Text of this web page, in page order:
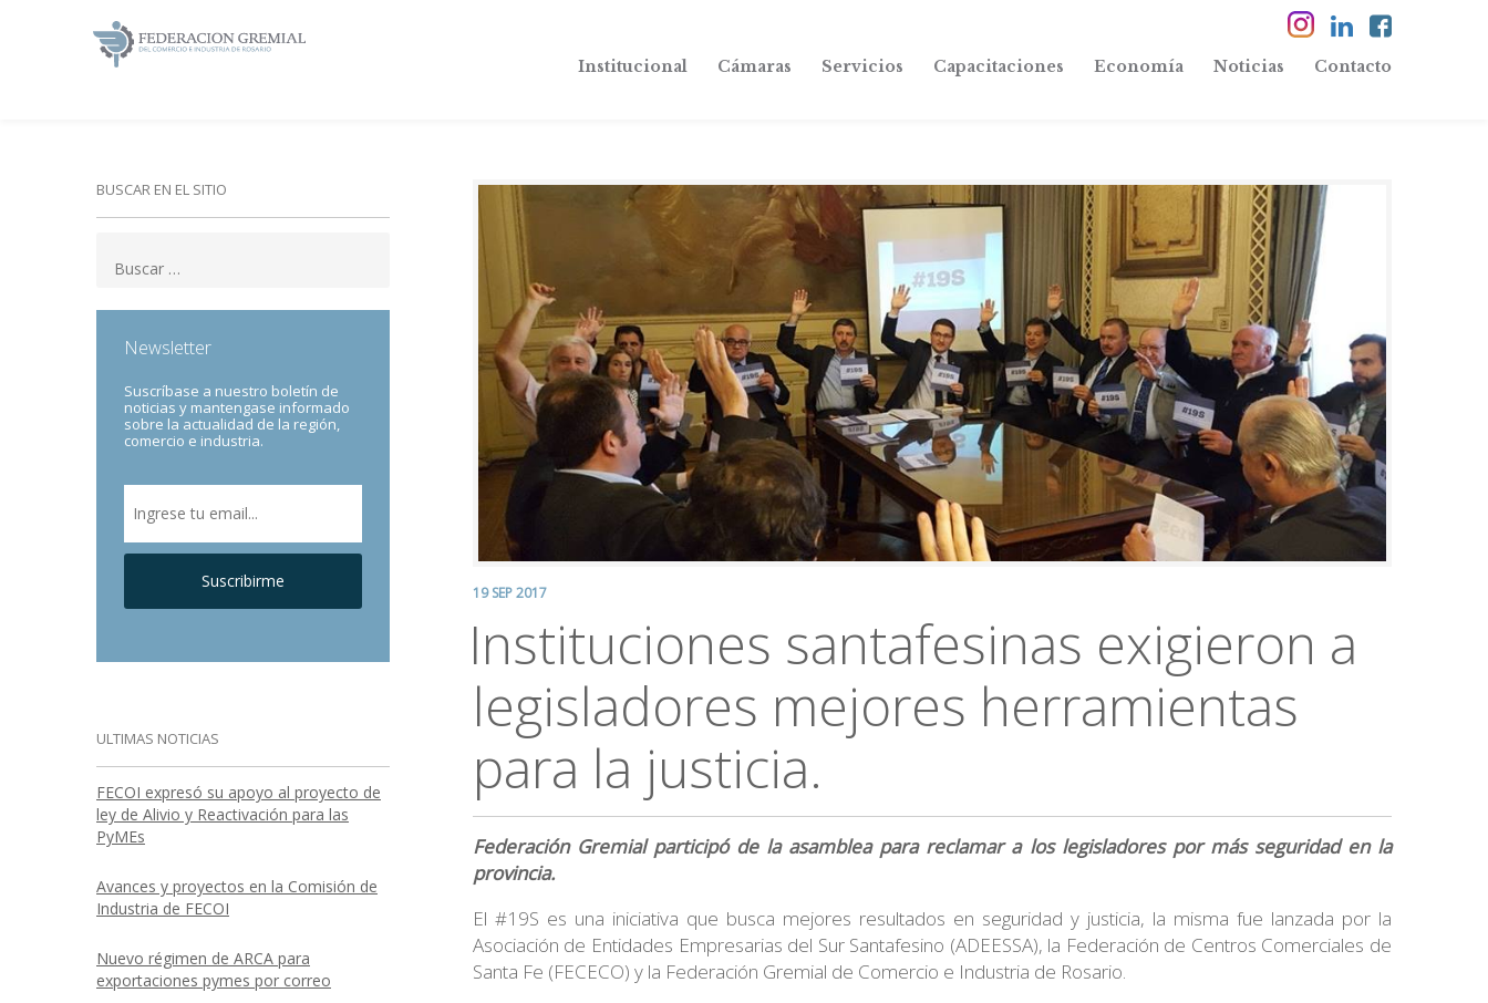
Institucional Cámaras Servicios Capacitaciones Economía Noticias Contacto
BUSCAR EN EL SITIO
Newsletter
Suscríbase a nuestro boletín de
noticias y mantengase informado
sobre la actualidad de la región,
comercio e industria.
Suscribirme
ULTIMAS NOTICIAS
FECOI expresó su apoyo al proyecto de
ley de Alivio y Reactivación para las
PyMEs
Avances y proyectos en la Comisión de
Industria de FECOI
Nuevo régimen de ARCA para
exportaciones pymes por correo
19 SEP 2017
Instituciones santafesinas exigieron a
legisladores mejores herramientas
para la justicia.
Federación Gremial participó de la asamblea para reclamar a los legisladores por más seguridad en la
provincia.
El #19S es una iniciativa que busca mejores resultados en seguridad y justicia, la misma fue lanzada por la
Asociación de Entidades Empresarias del Sur Santafesino (ADEESSA), la Federación de Centros Comerciales de
Santa Fe (FECECO) y la Federación Gremial de Comercio e Industria de Rosario.